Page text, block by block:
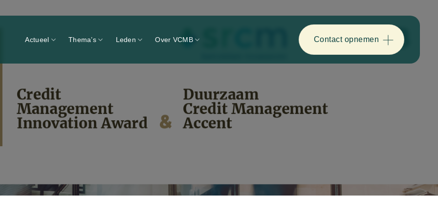
Actueel Thema’s Leden Over VCMB Contact opnemen